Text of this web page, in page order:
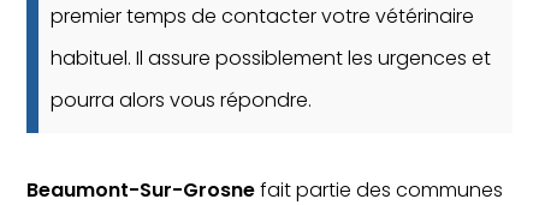
premier temps de contacter votre vétérinaire
habituel. Il assure possiblement les urgences et
pourra alors vous répondre.
Beaumont-Sur-Grosnefait partie des communes